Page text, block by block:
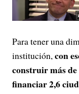
Para tener una
institución,con
construir más de
financiar 2,6